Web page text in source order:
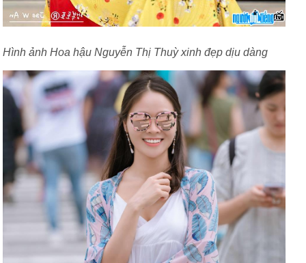
Hình ảnh Hoa hậu Nguyễn Thị Thuỳ xinh đẹp dịu dàng